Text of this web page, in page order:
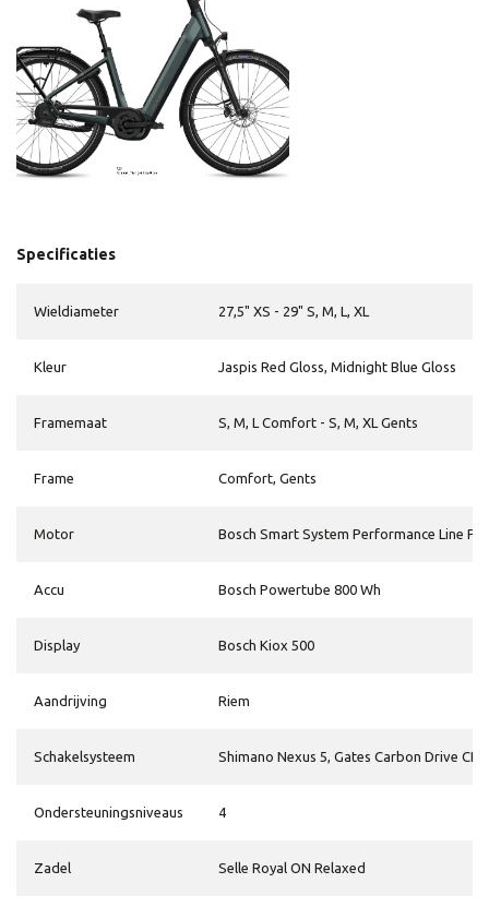
Specificaties
Wieldiameter 27,5" XS - 29" S, M, L, XL
Kleur Jaspis Red Gloss, Midnight Blue Gloss
Framemaat S, M, L Comfort - S, M, XL Gents
Frame Comfort, Gents
Motor Bosch Smart System Performance Line PX
Accu Bosch Powertube 800 Wh
Display Bosch Kiox 500
Aandrijving Riem
Schakelsysteem Shimano Nexus 5, Gates Carbon Drive CDX
Ondersteuningsniveaus 4
Zadel Selle Royal ON Relaxed